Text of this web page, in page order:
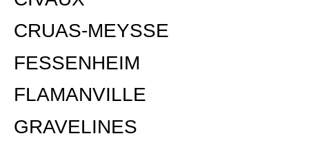
CRUAS-MEYSSE
FESSENHEIM
FLAMANVILLE
GRAVELINES